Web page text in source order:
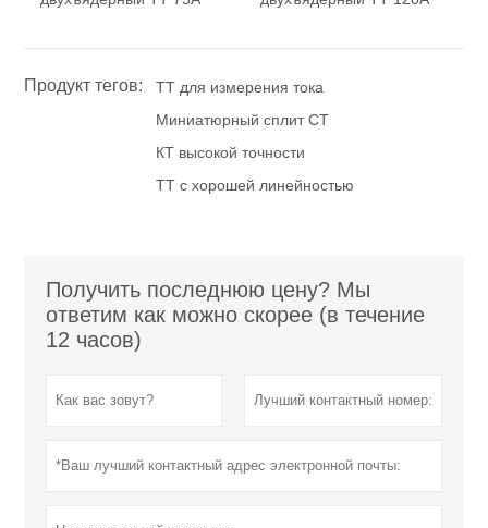
Продукт тегов:
ТТ для измерения тока
Миниатюрный сплит CT
КТ высокой точности
ТТ с хорошей линейностью
Получить последнюю цену? Мы
ответим как можно скорее (в течение
12 часов)